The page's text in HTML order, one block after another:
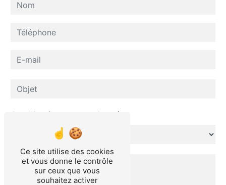
Combien font quatre plus zéro
Ce site utilise des cookies
et vous donne le contrôle
sur ceux que vous
souhaitez activer